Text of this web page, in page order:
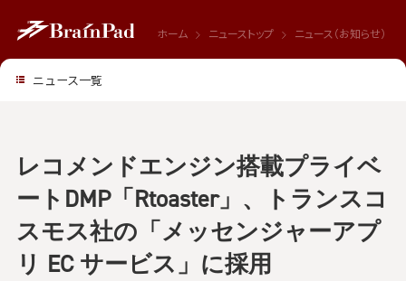
ホーム ニューストップ ニュース（お知らせ）
レコメンドエンジン搭載プライベ
ートDMP「Rtoaster」、トランスコ
スモス社の「メッセンジャーアプ
リ EC サービス」に採用
ニュース一覧